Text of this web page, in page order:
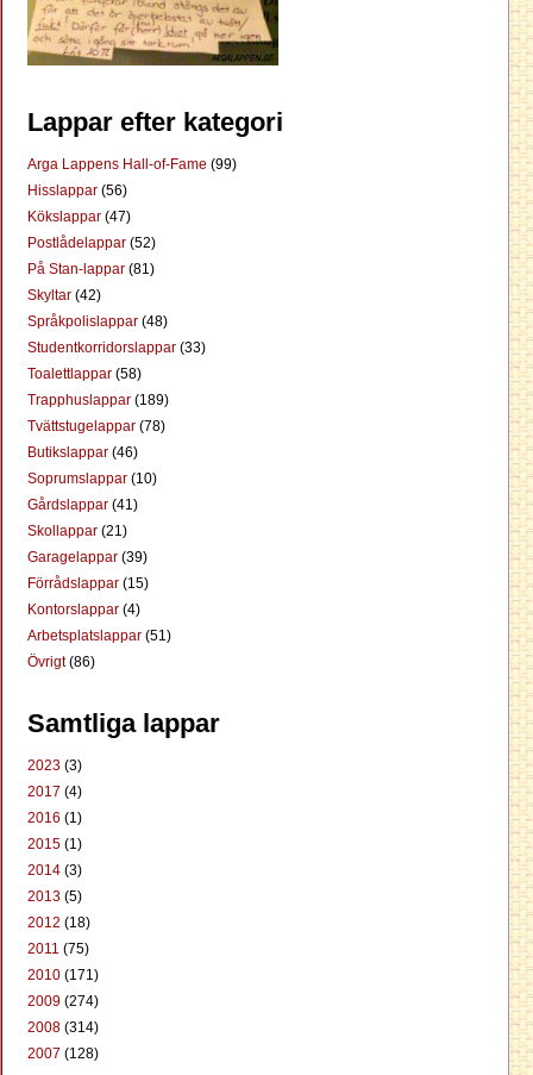
Lappar efter kategori
Arga Lappens Hall-of-Fame (99)
Hisslappar (56)
Kökslappar (47)
Postlådelappar (52)
På Stan-lappar (81)
Skyltar (42)
Språkpolislappar (48)
Studentkorridorslappar (33)
Toalettlappar (58)
Trapphuslappar (189)
Tvättstugelappar (78)
Butikslappar (46)
Soprumslappar (10)
Gårdslappar (41)
Skollappar (21)
Garagelappar (39)
Förrådslappar (15)
Kontorslappar (4)
Arbetsplatslappar (51)
Övrigt(86)
Samtliga lappar
2023 (3)
2017 (4)
2016 (1)
2015 (1)
2014 (3)
2013 (5)
2012 (18)
2011 (75)
2010 (171)
2009 (274)
2008 (314)
2007 (128)